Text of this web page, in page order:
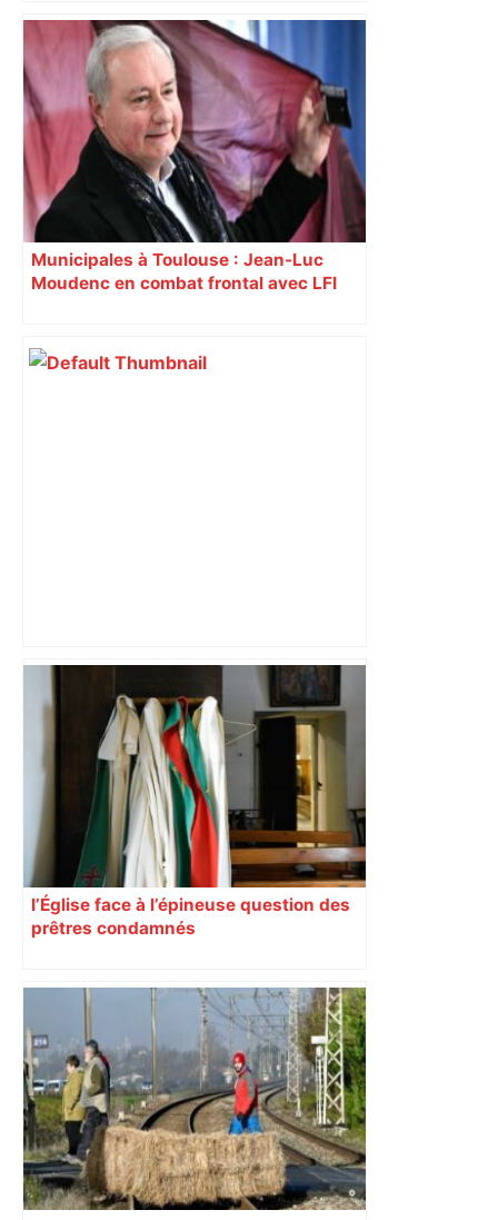
Un cobra venimeux recherché dans la
commune de Castelginest, près de
Toulouse, les collèges, les parcs et
jardins fermés – franceinfo
Municipales à Toulouse : Jean-Luc
Moudenc en combat frontal avec LFI
Toulouse. Cette salle de spectacles
mythique lance sa navette : voici
comment elle fonctionne – Actu.fr
l’Église face à l’épineuse question des
prêtres condamnés